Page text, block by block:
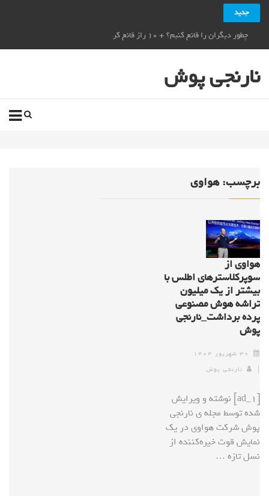
جدید
چطور دیگران را قانع کنیم؟ + ۱۰ راز قانع کردن دیگران_نارنجی پوش
نارنجی پوش
برچسب:هواوی
هواوی از
سوپرکلاسترهای اطلس با
بیشتر از یک میلیون
تراشه هوش مصنوعی
پرده برداشت_نارنجی
پوش
۳۰ شهریور ۱۴۰۴
نارنجی پوش
[ad_1] نوشته و ویرایش
شده توسط مجله ی نارنجی
پوش شرکت هواوی در یک
نمایش قوت خیره‌کننده از
نسل تازه …